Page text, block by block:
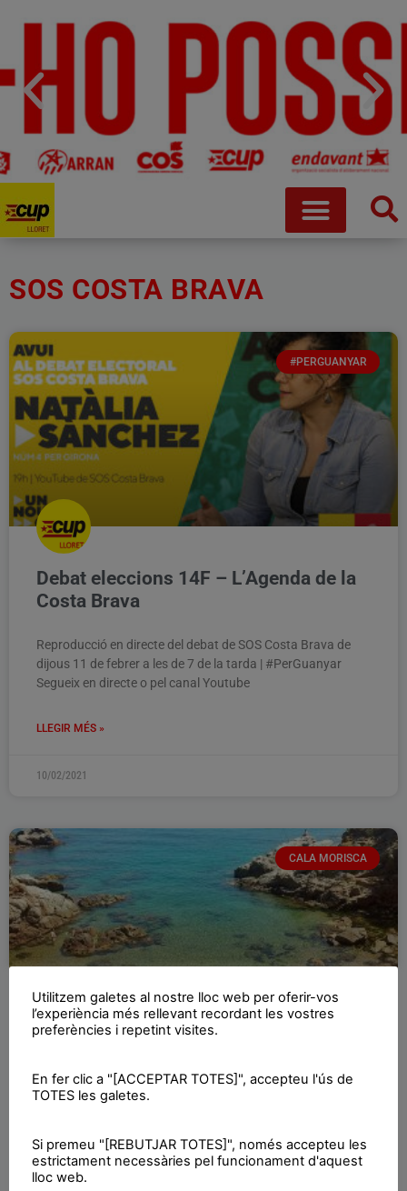
SOS COSTA BRAVA
#PERGUANYAR
Debat eleccions 14F – L’Agenda de la
Costa Brava
Reproducció en directe del debat de SOS Costa Brava de
dijous 11 de febrer a les de 7 de la tarda | #PerGuanyar
Segueix en directe o pel canal Youtube
LLEGIR MÉS »
10/02/2021
CALA MORISCA
SOS Costa Brava acusa la batllessa de
Tossa «d’amagar» informació sobre
La plataforma ecologista assegura que presentarà
al·legacions al projecte que preveu construir una
Utilitzem galetes al nostre lloc web per oferir-vos
l’experiència més rellevant recordant les vostres
preferències i repetint visites.
En fer clic a "[ACCEPTAR TOTES]", accepteu l'ús de
TOTES les galetes.
Si premeu "[REBUTJAR TOTES]", només accepteu les
estrictament necessàries pel funcionament d'aquest
lloc web.